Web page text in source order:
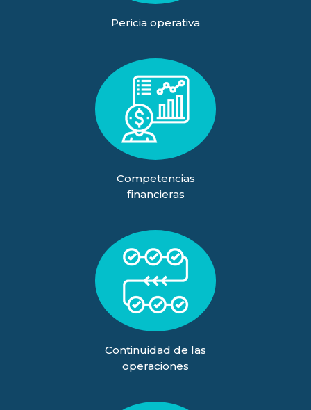
Pericia operativa
Competencias
financieras
Continuidad de las
operaciones